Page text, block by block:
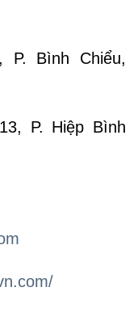
Bình Chiểu,
P. Hiệp Bình